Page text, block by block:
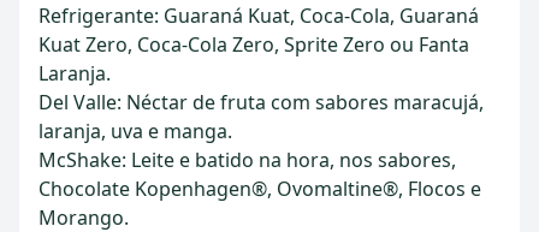
Refrigerante: Guaraná Kuat, Coca-Cola, Guaraná
Kuat Zero, Coca-Cola Zero, Sprite Zero ou Fanta
Laranja.
Del Valle: Néctar de fruta com sabores maracujá,
laranja, uva e manga.
McShake: Leite e batido na hora, nos sabores,
Chocolate Kopenhagen®, Ovomaltine®, Flocos e
Morango.